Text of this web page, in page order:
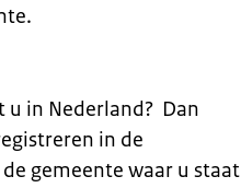
u in Nederland? Dan
in de
gemeente waar u staat